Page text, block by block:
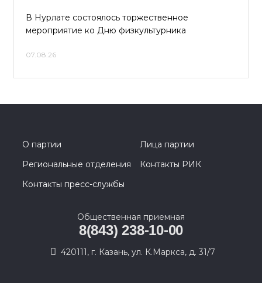
В Нурлате состоялось торжественное
мероприятие ко Дню физкультурника
07.08.26
О партии
Лица партии
Региональные отделения
Контакты РИК
Контакты пресс-службы
Общественная приемная
8(843) 238-10-00
420111, г. Казань, ул. К.Маркса, д. 31/7